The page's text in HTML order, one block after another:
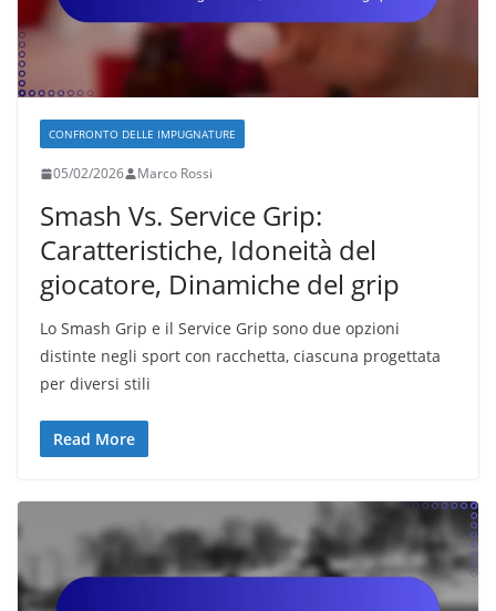
CONFRONTO DELLE IMPUGNATURE
05/02/2026 Marco Rossi
Smash Vs. Service Grip:
Caratteristiche, Idoneità del
giocatore, Dinamiche del grip
Lo Smash Grip e il Service Grip sono due opzioni
distinte negli sport con racchetta, ciascuna progettata
per diversi stili
Read More